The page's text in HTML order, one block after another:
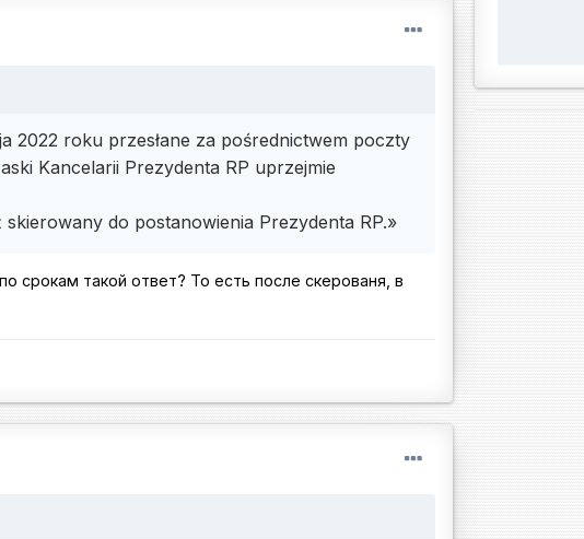
2022 roku przesłane za pośrednictwem poczty
Kancelarii Prezydenta RP uprzejmie
do postanowienia Prezydenta RP.»
срокам такой ответ? То есть после скерованя, в